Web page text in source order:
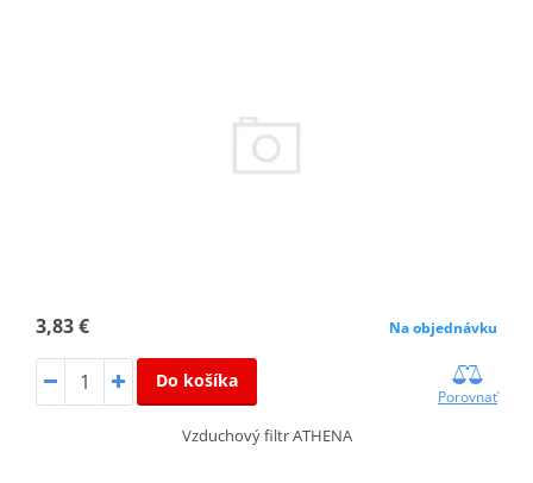
3,83 € Na objednávku
Do košíka
Porovnať
Vzduchový filtr ATHENA